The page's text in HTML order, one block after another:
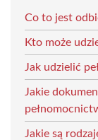
Co to jest
Kto może
Jak udzielić
Jakie
Jakie są